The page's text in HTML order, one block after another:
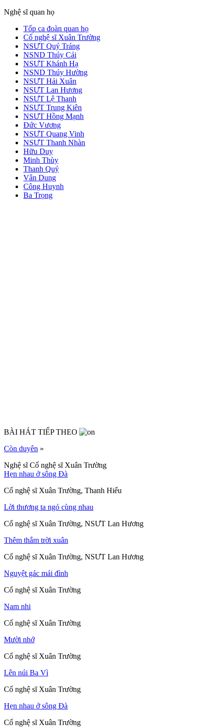
Nghệ sĩ quan họ
Tốp ca đoàn quan họ
Cố nghệ sĩ Xuân Trường
NSƯT Quý Tráng
NSND Thúy Cải
NSƯT Khánh Hạ
NSND Thúy Hường
NSƯT Hải Xuân
NSƯT Lan Hương
NSƯT Lệ Thanh
NSƯT Trung Kiên
NSƯT Hồng Mạnh
Đức Vương
NSƯT Quang Vinh
NSƯT Thanh Nhàn
Hữu Duy
Minh Thùy
Thanh Quý
Vân Dung
Công Huynh
Ba Trọng
BÀI HÁT TIẾP THEO
Còn duyên »
Nghệ sĩ Cố nghệ sĩ Xuân Trường
Hẹn nhau ở sông Đà
Cố nghệ sĩ Xuân Trường, Thanh Hiếu
Lời thương ta ngỏ cùng nhau
Cố nghệ sĩ Xuân Trường, NSƯT Lan Hương
Thêm thắm trời xuân
Cố nghệ sĩ Xuân Trường, NSƯT Lan Hương
Nguyệt gác mái đình
Cố nghệ sĩ Xuân Trường
Nam nhi
Cố nghệ sĩ Xuân Trường
Mười nhớ
Cố nghệ sĩ Xuân Trường
Lên núi Ba Vì
Cố nghệ sĩ Xuân Trường
Hẹn nhau ở sông Đà
Cố nghệ sĩ Xuân Trường